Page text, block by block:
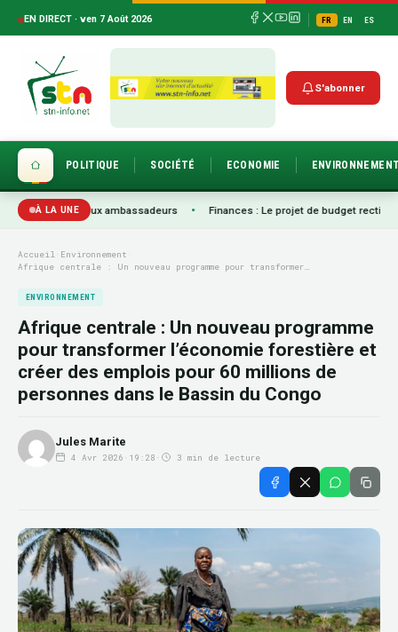
EN DIRECT · ven 7 Août 2026 FR EN ES
S'abonner
POLITIQUE SOCIÉTÉ ECONOMIE
À LA UNE
nouveaux ambassadeurs • Finances : Le projet de budget rectificatif
Accueil Environnement
Afrique centrale : Un nouveau programme pour transformer…
ENVIRONNEMENT
Afrique centrale : Un nouveau programme
pour transformer l’économie forestière et
créer des emplois pour 60 millions de
personnes dans le Bassin du Congo
Jules Marite
4 Avr 2026 · 19:28 · 3 min de lecture